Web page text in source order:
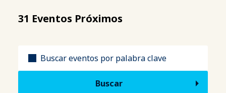
31 Eventos Próximos